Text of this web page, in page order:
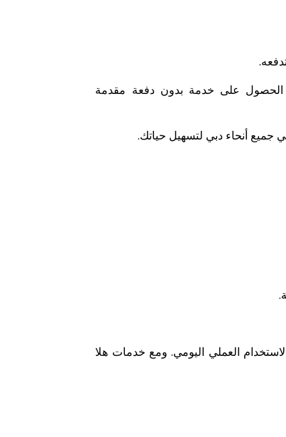
.
الحصول على خدمة بدون دفعة مقدمة
جميع أنحاء دبي لتسهيل حياتك.
.
العملي اليومي. ومع خدمات هلا